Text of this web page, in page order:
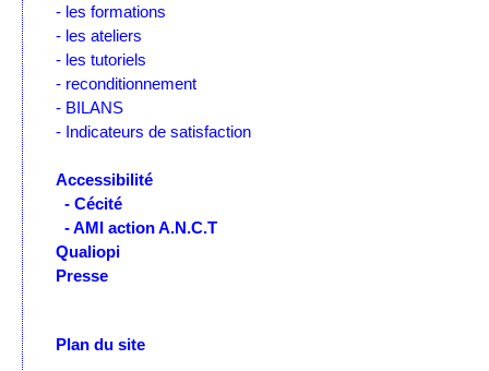
- les formations
- les ateliers
- les tutoriels
- reconditionnement
- BILANS
- Indicateurs de satisfaction
Accessibilité
- Cécité
- AMI action A.N.C.T
Qualiopi
Presse
Plan du site